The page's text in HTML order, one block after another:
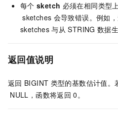
每个 sketch 必须在相同类型
sketches 会导致错误。例如
sketches 与从 STRING 数据
返回值说明
返回 BIGINT 类型的基数估计值。
NULL，函数将返回 0。